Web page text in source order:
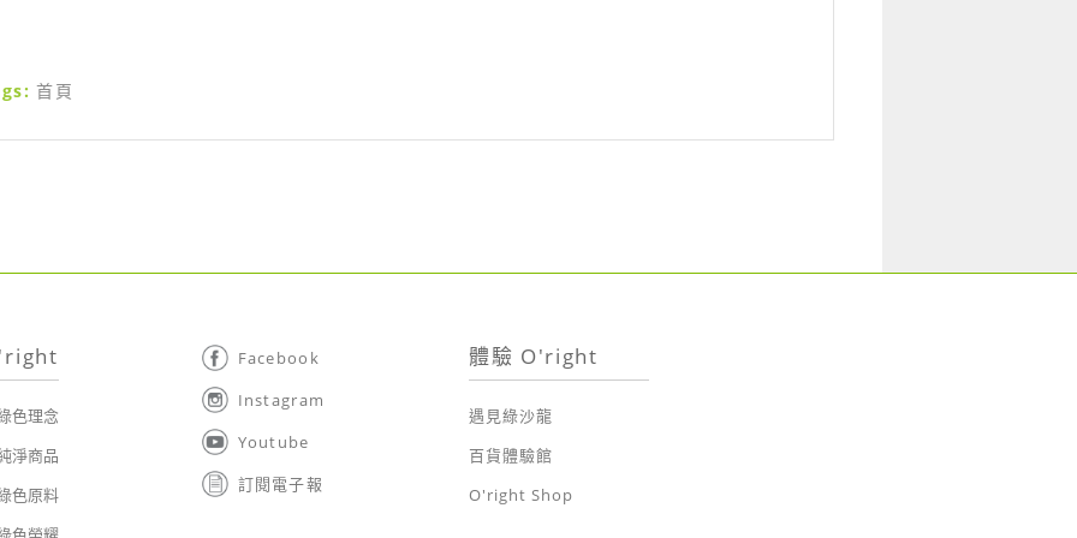
首頁
色理念
淨商品
色原料
Facebook
Instagram
Youtube
訂閱電子報
體驗 O'right
遇見綠沙龍
百貨體驗館
O'right Shop